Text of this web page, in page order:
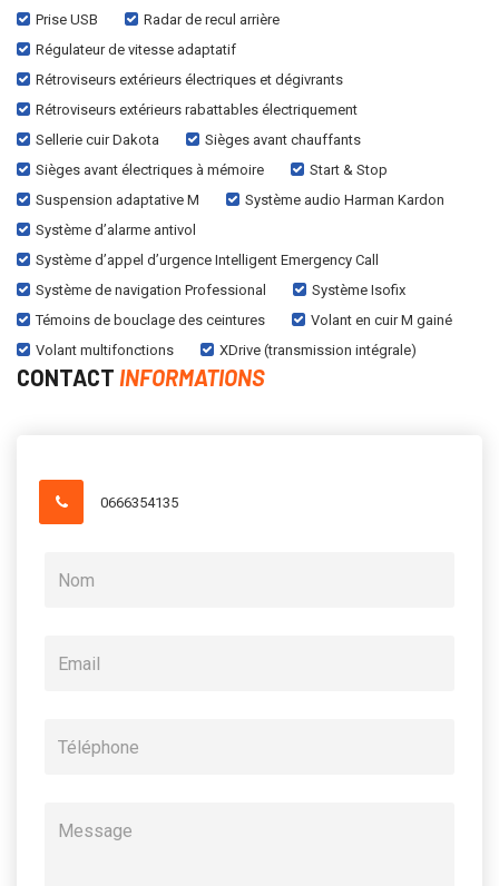
Prise USB
Radar de recul arrière
Régulateur de vitesse adaptatif
Rétroviseurs extérieurs électriques et dégivrants
Rétroviseurs extérieurs rabattables électriquement
Sellerie cuir Dakota
Sièges avant chauffants
Sièges avant électriques à mémoire
Start & Stop
Suspension adaptative M
Système audio Harman Kardon
Système d’alarme antivol
Système d’appel d’urgence Intelligent Emergency Call
Système de navigation Professional
Système Isofix
Témoins de bouclage des ceintures
Volant en cuir M gainé
Volant multifonctions
XDrive (transmission intégrale)
CONTACT INFORMATIONS
0666354135